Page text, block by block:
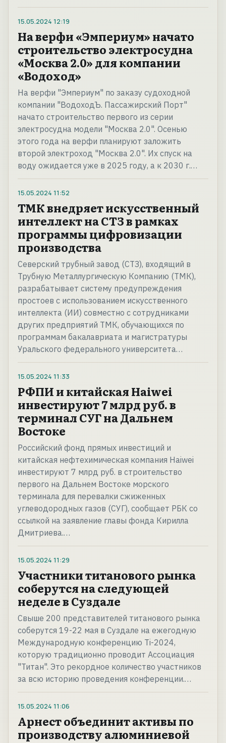
15.05.2024 12:19
На верфи «Эмпериум» начато
строительство электросудна
«Москва 2.0» для компании
«Водоход»
На верфи "Эмпериум" по заказу судоходной
компании "ВодоходЪ. Пассажирский Порт"
начато строительство первого из серии
электросудна модели "Москва 2.0". Осенью
этого года на верфи планируют заложить
второй электроход "Москва 2.0". Их спуск на
воду ожидается уже в 2025 году, а к 2030 г.…
15.05.2024 11:52
ТМК внедряет искусственный
интеллект на СТЗ в рамках
программы цифровизации
производства
Северский трубный завод (СТЗ), входящий в
Трубную Металлургическую Компанию (ТМК),
разрабатывает систему предупреждения
простоев с использованием искусственного
интеллекта (ИИ) совместно с сотрудниками
других предприятий ТМК, обучающихся по
программам бакалавриата и магистратуры
Уральского федерального университета…
15.05.2024 11:33
РФПИ и китайская Haiwei
инвестируют 7 млрд руб. в
терминал СУГ на Дальнем
Востоке
Российский фонд прямых инвестиций и
китайская нефтехимическая компания Haiwei
инвестируют 7 млрд руб. в строительство
первого на Дальнем Востоке морского
терминала для перевалки сжиженных
углеводородных газов (СУГ), сообщает РБК со
ссылкой на заявление главы фонда Кирилла
Дмитриева.…
15.05.2024 11:29
Участники титанового рынка
соберутся на следующей
неделе в Суздале
Свыше 200 представителей титанового рынка
соберутся 19-22 мая в Суздале на ежегодную
Международную конференцию Ti-2024,
которую традиционно проводит Ассоциация
"Титан". Это рекордное количество участников
за всю историю проведения конференции.…
15.05.2024 11:06
Арнест объединит активы по
производству алюминиевой